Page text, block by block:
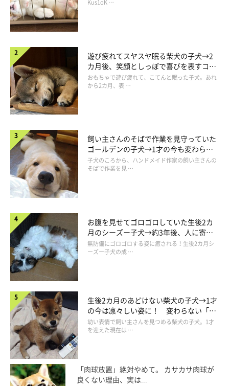
柴といえば「赤」！
いぬのきもち投稿写真ギャラリー
「赤」は茶色っぽい色です。柴といえばこの毛色を思い浮かべる
かたも多いでしょう。
長！
Kus1oK …
遊び疲れてスヤスヤ眠る柴犬の子犬→2
カ月後、笑顔としっぽで喜びを表すコに
成長！
おもちゃで遊び疲れて、こてんと眠った子犬。あれ
から2カ月、表 …
飼い主さんのそばで作業を見守っていた
ゴールデンの子犬→1才の今も変わらな
い“見守り隊”の姿にほっこり
子犬のころから、ハンドメイド作家の飼い主さんの
そばで作業を見 …
お腹を見せてゴロゴロしていた生後2カ
月のシーズー子犬→約3年後、人に寄り
添う優しいコに成長した姿にほっこり
無防備にゴロゴロする姿に癒される！生後2カ月シ
ーズー子犬の成 …
生後2カ月のあどけない柴犬の子犬→1才
の今は凛々しい姿に！ 変わらない「く
りくりおめめ」にもほっこり
幼い表情で飼い主さんを見つめる柴犬の子犬。1才
を迎えた現在は …
「肉球放置」絶対やめて。 カサカサ肉球が
良くない理由、実は...